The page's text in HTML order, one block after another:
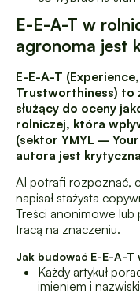
E-E-A-T w
agronoma jest
E-E-A-T
Trustworthiness) to
służący do oceny
rolniczej, która
(sektor YMYL –
autora jest
AI potrafi rozpoznać,
napisał stażysta
Treści anonimowe lub
tracą na znaczeniu.
Jak budować E-E-A-T
Każdy artykuł
imieniem i